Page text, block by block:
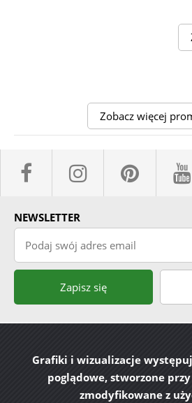
Zobacz więcej
facebook
NEWSLETTER
Podaj swój adres email
Zapisz się
Grafiki i wizualizacje
poglądowe, stworzone
zmodyfikowane z